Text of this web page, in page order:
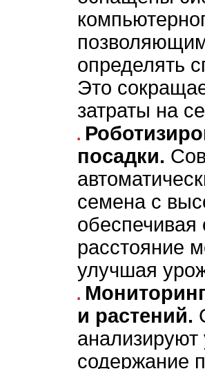
определять
Это
затраты на
посадки.
семена с
расстояние
улучшая
и растений.
анализируют
содержание